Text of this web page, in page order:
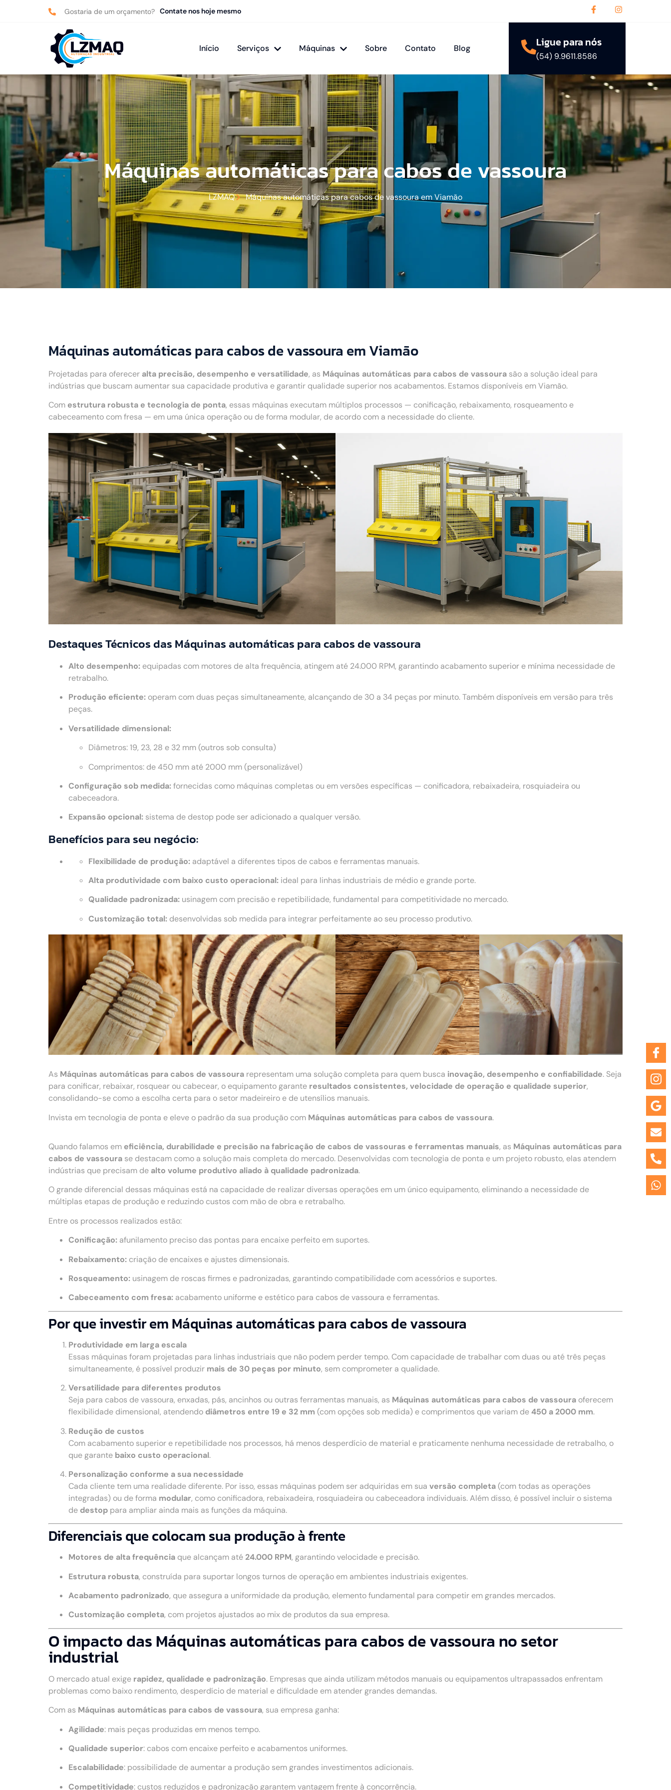
Gostaria de um orçamento? Contate nos hoje mesmo
Início Serviços Máquinas Sobre Contato Blog Ligue para nós
(54) 9.9611.8586
Máquinas automáticas para cabos de vassoura
LZMAQ Máquinas automáticas para cabos de vassoura em Viamão
Máquinas automáticas para cabos de vassoura em Viamão
Projetadas para oferecer alta precisão, desempenho e versatilidade, as Máquinas automáticas para cabos de vassoura são a solução ideal para
indústrias que buscam aumentar sua capacidade produtiva e garantir qualidade superior nos acabamentos. Estamos disponíveis em Viamão.
Com estrutura robusta e tecnologia de ponta, essas máquinas executam múltiplos processos — conificação, rebaixamento, rosqueamento e
cabeceamento com fresa — em uma única operação ou de forma modular, de acordo com a necessidade do cliente.
Destaques Técnicos das Máquinas automáticas para cabos de vassoura
Alto desempenho: equipadas com motores de alta frequência, atingem até 24.000 RPM, garantindo acabamento superior e mínima necessidade de
retrabalho.
Produção eficiente: operam com duas peças simultaneamente, alcançando de 30 a 34 peças por minuto. Também disponíveis em versão para três
peças.
Versatilidade dimensional:
Diâmetros: 19, 23, 28 e 32 mm (outros sob consulta)
Comprimentos: de 450 mm até 2000 mm (personalizável)
Configuração sob medida:fornecidas como máquinas completas ou em versões específicas — conificadora, rebaixadeira, rosquiadeira ou
cabeceadora.
Expansão opcional: sistema de destop pode ser adicionado a qualquer versão.
Benefícios para seu negócio:
Flexibilidade de produção: adaptável a diferentes tipos de cabos e ferramentas manuais.
Alta produtividade com baixo custo operacional: ideal para linhas industriais de médio e grande porte.
Qualidade padronizada: usinagem com precisão e repetibilidade, fundamental para competitividade no mercado.
Customização total: desenvolvidas sob medida para integrar perfeitamente ao seu processo produtivo.
As Máquinas automáticas para cabos de vassoura representam uma solução completa para quem busca inovação, desempenho e confiabilidade. Seja
para conificar, rebaixar, rosquear ou cabecear, o equipamento garante resultados consistentes, velocidade de operação e qualidade superior,
consolidando-se como a escolha certa para o setor madeireiro e de utensílios manuais.
Invista em tecnologia de ponta e eleve o padrão da sua produção com Máquinas automáticas para cabos de vassoura.
Quando falamos em eficiência, durabilidade e precisão na fabricação de cabos de vassouras e ferramentas manuais, as Máquinas automáticas para
cabos de vassoura se destacam como a solução mais completa do mercado. Desenvolvidas com tecnologia de ponta e um projeto robusto, elas atendem
indústrias que precisam de alto volume produtivo aliado à qualidade padronizada.
O grande diferencial dessas máquinas está na capacidade de realizar diversas operações em um único equipamento, eliminando a necessidade de
múltiplas etapas de produção e reduzindo custos com mão de obra e retrabalho.
Entre os processos realizados estão:
Conificação: afunilamento preciso das pontas para encaixe perfeito em suportes.
Rebaixamento: criação de encaixes e ajustes dimensionais.
Rosqueamento: usinagem de roscas firmes e padronizadas, garantindo compatibilidade com acessórios e suportes.
Cabeceamento com fresa: acabamento uniforme e estético para cabos de vassoura e ferramentas.
Por que investir em Máquinas automáticas para cabos de vassoura
Produtividade em larga escala
Essas máquinas foram projetadas para linhas industriais que não podem perder tempo. Com capacidade de trabalhar com duas ou até três peças
simultaneamente, é possível produzir mais de 30 peças por minuto, sem comprometer a qualidade.
Versatilidade para diferentes produtos
Seja para cabos de vassoura, enxadas, pás, ancinhos ou outras ferramentas manuais, as Máquinas automáticas para cabos de vassoura oferecem
flexibilidade dimensional, atendendo diâmetros entre 19 e 32 mm (com opções sob medida) e comprimentos que variam de450 a 2000 mm.
Redução de custos
Com acabamento superior e repetibilidade nos processos, há menos desperdício de material e praticamente nenhuma necessidade de retrabalho, o
que garante baixo custo operacional.
Personalização conforme a sua necessidade
Cada cliente tem uma realidade diferente. Por isso, essas máquinas podem ser adquiridas em sua versão completa (com todas as operações
integradas) ou de forma modular, como conificadora, rebaixadeira, rosquiadeira ou cabeceadora individuais. Além disso, é possível incluir o sistema
de destop para ampliar ainda mais as funções da máquina.
Diferenciais que colocam sua produção à frente
Motores de alta frequência que alcançam até 24.000 RPM, garantindo velocidade e precisão.
Estrutura robusta, construída para suportar longos turnos de operação em ambientes industriais exigentes.
Acabamento padronizado, que assegura a uniformidade da produção, elemento fundamental para competir em grandes mercados.
Customização completa, com projetos ajustados ao mix de produtos da sua empresa.
O impacto das Máquinas automáticas para cabos de vassoura no setor
industrial
O mercado atual exige rapidez, qualidade e padronização. Empresas que ainda utilizam métodos manuais ou equipamentos ultrapassados enfrentam
problemas como baixo rendimento, desperdício de material e dificuldade em atender grandes demandas.
Com as Máquinas automáticas para cabos de vassoura, sua empresa ganha:
Agilidade: mais peças produzidas em menos tempo.
Qualidade superior: cabos com encaixe perfeito e acabamentos uniformes.
Escalabilidade: possibilidade de aumentar a produção sem grandes investimentos adicionais.
Competitividade: custos reduzidos e padronização garantem vantagem frente à concorrência.